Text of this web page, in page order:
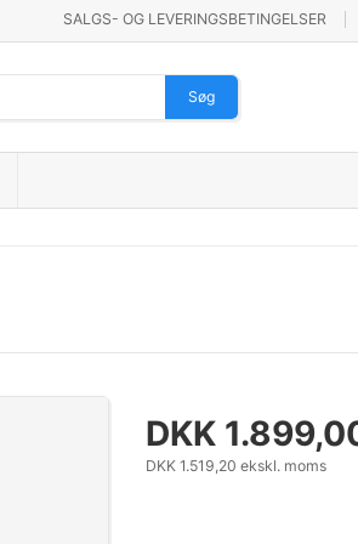
SALGS- OG LEVERINGSBETINGELSER
Søg
DKK
DKK 1.519,20 ekskl. moms